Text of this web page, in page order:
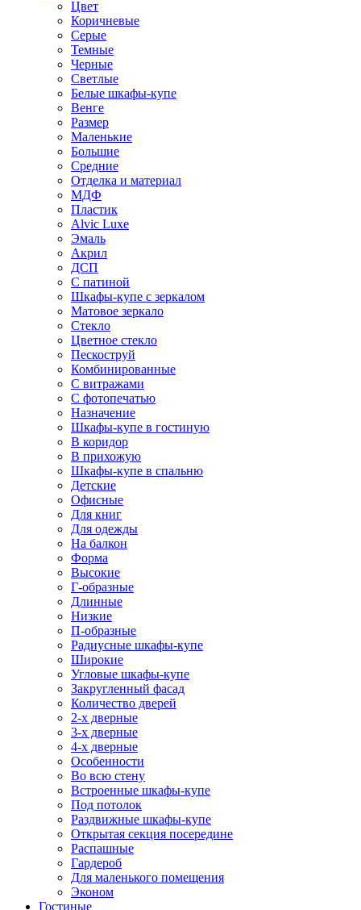
Цвет
Коричневые
Серые
Темные
Черные
Светлые
Белые шкафы-купе
Венге
Размер
Маленькие
Большие
Средние
Отделка и материал
МДФ
Пластик
Alvic Luxe
Эмаль
Акрил
ДСП
С патиной
Шкафы-купе с зеркалом
Матовое зеркало
Стекло
Цветное стекло
Пескоструй
Комбинированные
С витражами
С фотопечатью
Назначение
Шкафы-купе в гостиную
В коридор
В прихожую
Шкафы-купе в спальню
Детские
Офисные
Для книг
Для одежды
На балкон
Форма
Высокие
Г-образные
Длинные
Низкие
П-образные
Радиусные шкафы-купе
Широкие
Угловые шкафы-купе
Закругленный фасад
Количество дверей
2-х дверные
3-х дверные
4-х дверные
Особенности
Во всю стену
Встроенные шкафы-купе
Под потолок
Раздвижные шкафы-купе
Открытая секция посередине
Распашные
Гардероб
Для маленького помещения
Эконом
Гостиные